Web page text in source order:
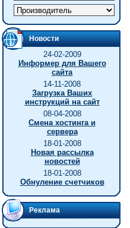
Новости
24-02-2009
Информер для Вашего
сайта
14-11-2008
Загрузка Ваших
инструкций на сайт
08-04-2008
Смена хостинга и
сервера
18-01-2008
Новая рассылка
новостей
18-01-2008
Обнуление счетчиков
Реклама